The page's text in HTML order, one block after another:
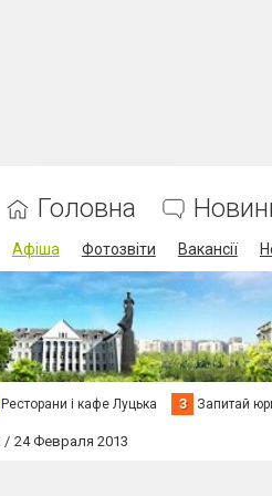
Головна
Афіша Фотозвіти Вакансії
Ресторани і кафе Луцька З Запитай
24 Февраля 2013